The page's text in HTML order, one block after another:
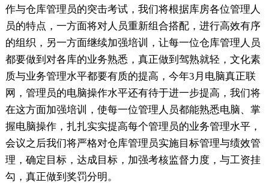
作与仓库管理员的突击考试，我们将根据库房各位管理人
员的特点，一方面将对人员重新组合搭配，进行高效有序
的组织，另一方面继续加强培训，让每一位仓库管理人员
都要做到对各库的业务熟悉，真正做到驾熟就轻，文化素
质与业务管理水平都要有质的提高，今年3月电脑真正联
网，管理员的电脑操作水平还有待于进一步提高，我们将
在这方面加强培训，使每一位管理人员都能熟悉电脑、掌
握电脑操作，扎扎实实提高每个管理员的业务管理水平，
会议之后我们将严格对仓库管理员实施目标管理与绩效管
理，确定目标，达成目标，加强考核监督力度，与工资挂
勾，真正做到奖罚分明。